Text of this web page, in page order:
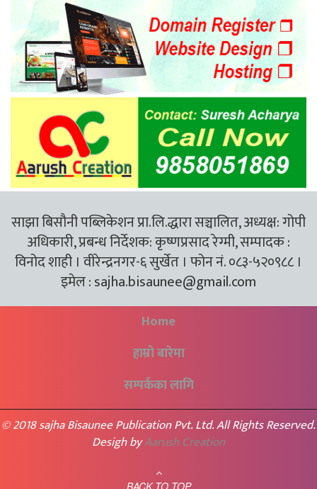
साझा बिसौनी पब्लिकेशन प्रा.लि.द्धारा सञ्चालित, अध्यक्ष: गोपी
अधिकारी, प्रबन्ध निर्देशक: कृष्णप्रसाद रेग्मी, सम्पादक :
विनोद शाही । वीरेन्द्रनगर-६ सुर्खेत । फोन नं. ०८३-५२०९८८ ।
इमेल :sajha.bisaunee@gmail.com
Home
हाम्रो बारेमा
सम्पर्कका लागि
© 2018 sajha Bisaunee Publication Pvt. Ltd. All Rights Reserved.
Desigh byAarush Creation